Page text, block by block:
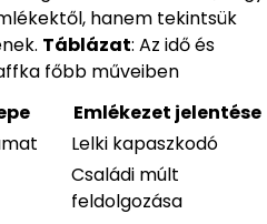
hanem tekintsük
Táblázat: Az idő és
főbb műveiben
Emlékezet jelentése
Lelki kapaszkodó
Családi múlt
feldolgozása